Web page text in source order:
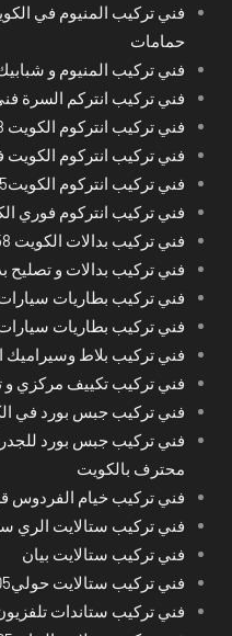
فني تركيب المنيوم في
حمامات
فني تركيب المنيوم و
فني تركيب انتركم السرة
فني تركيب انتركوم الكويت 69622758 فوري
فني تركيب انتركوم الكويت
فني تركيب انتركوم الكويت66428585
فني تركيب انتركوم فوري
فني تركيب بدالات الكويت 66425858
فني تركيب بدالات و تصليح
فني تركيب بطاريات
فني تركيب بطاريات سيارات
فني تركيب بلاط وسيراميك
فني تركيب تكييف مركزي
فني تركيب جبس بورد في
فني تركيب جبس بورد
محترف بالكويت
فني تركيب خيام الفردوس
فني تركيب ستالايت الري
فني تركيب ستالايت بيان
فني تركيب ستالايت حولي55806005
فني تركيب ستاندات